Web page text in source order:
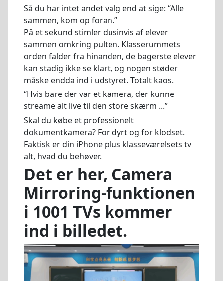
Så du har intet andet valg end at sige: “Alle
sammen, kom op foran.”
På et sekund stimler dusinvis af elever
sammen omkring pulten. Klasserummets
orden falder fra hinanden, de bagerste elever
kan stadig ikke se klart, og nogen støder
måske endda ind i udstyret. Totalt kaos.
“Hvis bare der var et kamera, der kunne
streame alt live til den store skærm ...”
Skal du købe et professionelt
dokumentkamera? For dyrt og for klodset.
Faktisk er din iPhone plus klasseværelsets tv
alt, hvad du behøver.
Det er her, Camera
Mirroring-funktionen
i 1001 TVs kommer
ind i billedet.